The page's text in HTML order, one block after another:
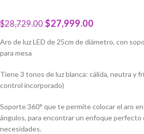
$28,729.00 $27,999.00
Aro de luz LED de 25cm de diámetro, con
para mesa
Tiene 3 tonos de luz blanca: cálida, neutra y
control incorporado)
Soporte 360° que te permite colocar el aro
ángulos, para encontrar un enfoque perfecto
necesidades.